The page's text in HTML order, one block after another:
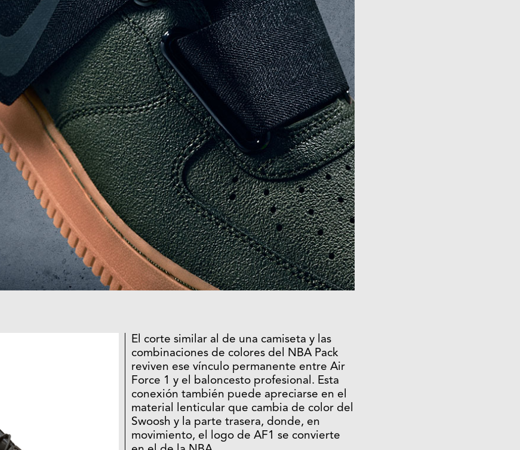
El corte similar al de una camiseta y las
combinaciones de colores del NBA Pack
reviven ese vínculo permanente entre Air
Force 1 y el baloncesto profesional. Esta
conexión también puede apreciarse en el
material lenticular que cambia de color del
Swoosh y la parte trasera, donde, en
movimiento, el logo de AF1 se convierte